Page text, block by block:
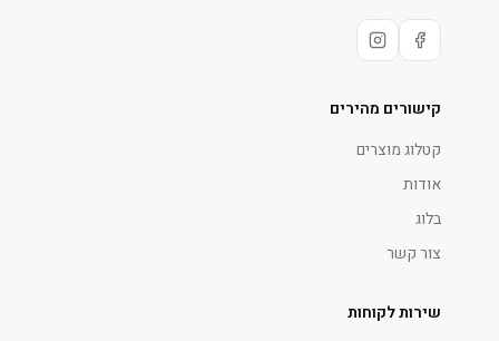
קישורים מהירים
קטלוג מוצרים
אודות
בלוג
צור קשר
שירות לקוחות